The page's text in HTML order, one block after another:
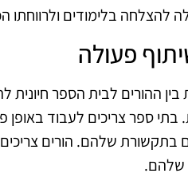
להצלחה בלימודים ולרווחתו
פעולה
בין ההורים לבית הספר
ספר צריכים לעבוד באופן
בתקשורת שלהם. הורים
שלהם.